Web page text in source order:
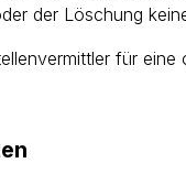
der Löschung
für